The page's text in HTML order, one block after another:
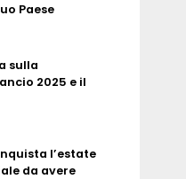
Paese
sulla
2025 e il
l’estate
da avere